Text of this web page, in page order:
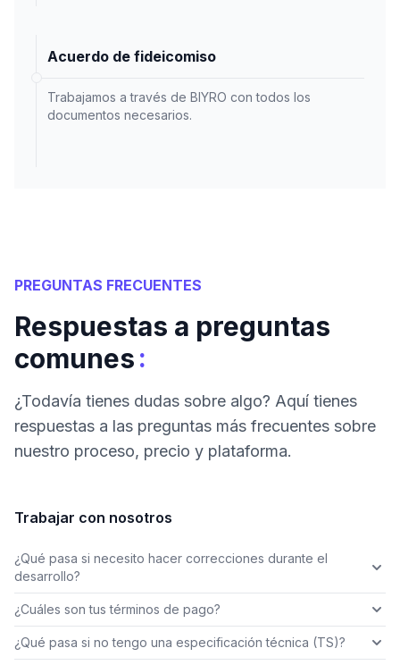
Acuerdo de fideicomiso
Trabajamos a través de BIYRO con todos los
documentos necesarios.
PREGUNTAS FRECUENTES
Respuestas a preguntas
comunes:
¿Todavía tienes dudas sobre algo? Aquí tienes
respuestas a las preguntas más frecuentes sobre
nuestro proceso, precio y plataforma.
Trabajar con nosotros
¿Qué pasa si necesito hacer correcciones durante el
desarrollo?
¿Cuáles son tus términos de pago?
¿Qué pasa si no tengo una especificación técnica (TS)?